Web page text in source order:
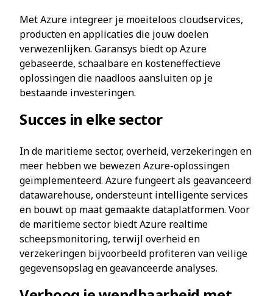
Met Azure integreer je moeiteloos cloudservices,
producten en applicaties die jouw doelen
verwezenlijken. Garansys biedt op Azure
gebaseerde, schaalbare en kosteneffectieve
oplossingen die naadloos aansluiten op je
bestaande investeringen.
Succes in elke sector
In de maritieme sector, overheid, verzekeringen en
meer hebben we bewezen Azure-oplossingen
geïmplementeerd. Azure fungeert als geavanceerd
datawarehouse, ondersteunt intelligente services
en bouwt op maat gemaakte dataplatformen. Voor
de maritieme sector biedt Azure realtime
scheepsmonitoring, terwijl overheid en
verzekeringen bijvoorbeeld profiteren van veilige
gegevensopslag en geavanceerde analyses.